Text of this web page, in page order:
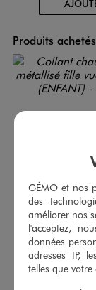
Produits
Collant chaud avec
6,99
GÉMO et nos
des
améliorer nos
l'acceptez,
données
adresses IP,
telles que